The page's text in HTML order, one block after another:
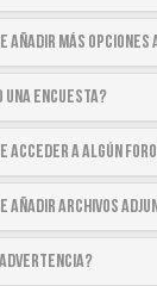
añadir más
una encuesta?
acceder a algún
añadir archivos